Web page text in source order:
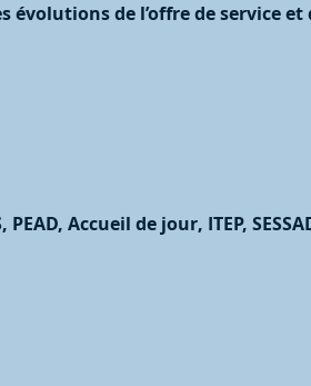
de l’offre de service et
PEAD, Accueil de jour, ITEP,